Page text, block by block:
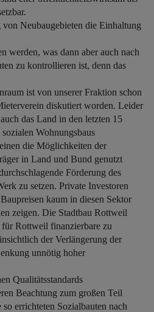
von Neubaugebieten die Einhaltung
werden, was dann aber auch nach
zu kontrollieren ist, denn das
ist von unserer Fraktion schon
diskutiert worden. Leider
das Land in den letzten 15
Wohnungsbaus
die Möglichkeiten der
in Land und Bund genutzt
Förderung des
zu setzen. Private Investoren
kaum in diesen Sektor
zeigen. Die Stadtbau Rottweil
für Rottweil finanzierbare zu
der Verlängerung der
unnötig hoher
Qualitätsstandards
Beachtung zum großen Teil
errichteten Sozialbauten nach